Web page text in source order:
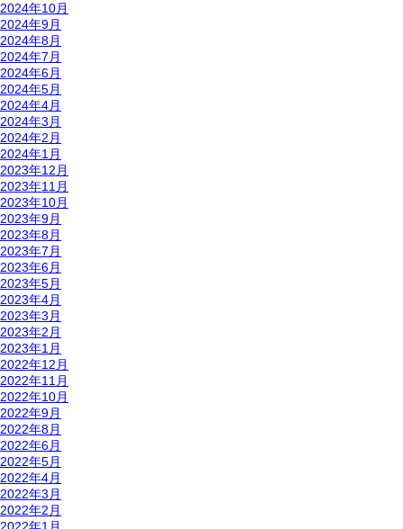
2024年10月
2024年9月
2024年8月
2024年7月
2024年6月
2024年5月
2024年4月
2024年3月
2024年2月
2024年1月
2023年12月
2023年11月
2023年10月
2023年9月
2023年8月
2023年7月
2023年6月
2023年5月
2023年4月
2023年3月
2023年2月
2023年1月
2022年12月
2022年11月
2022年10月
2022年9月
2022年8月
2022年6月
2022年5月
2022年4月
2022年3月
2022年2月